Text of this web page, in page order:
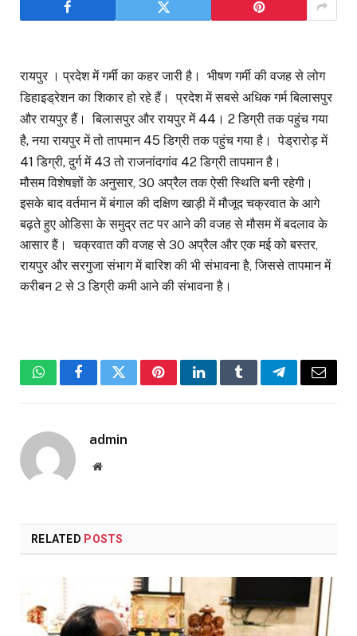
रायपुर । प्रदेश में गर्मी का कहर जारी है। भीषण गर्मी की वजह से लोग
डिहाइड्रेशन का शिकार हो रहे हैं। प्रदेश में सबसे अधिक गर्म बिलासपुर
और रायपुर हैं। बिलासपुर और रायपुर में 44। 2 डिग्री तक पहुंच गया
है, नया रायपुर में तो तापमान 45 डिग्री तक पहुंच गया है। पेड्रारोड़ में
41 डिग्री, दुर्ग में 43 तो राजनांदगांव 42 डिग्री तापमान है।
मौसम विशेषज्ञों के अनुसार, 30 अप्रैल तक ऐसी स्थिति बनी रहेगी।
इसके बाद वर्तमान में बंगाल की दक्षिण खाड़ी में मौजूद चक्रवात के आगे
बढ़ते हुए ओडिसा के समुद्र तट पर आने की वजह से मौसम में बदलाव के
आसार हैं। चक्रवात की वजह से 30 अप्रैल और एक मई को बस्तर,
रायपुर और सरगुजा संभाग में बारिश की भी संभावना है, जिससे तापमान में
करीबन 2 से 3 डिग्री कमी आने की संभावना है।
WhatsAppFacebookTwitterPinterestLinkedInTumblrTelegramEmail
admin
Website
RELATED POSTS